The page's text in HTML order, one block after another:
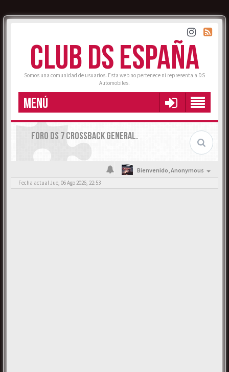
CLUB DS ESPAÑA
Somos una comunidad de usuarios. Esta web no pertenece ni representa a DS
Automobiles.
MENÚ
FORO DS 7 CROSSBACK GENERAL.
Bienvenido,Anonymous
Fecha actual Jue, 06 Ago 2026, 22:53